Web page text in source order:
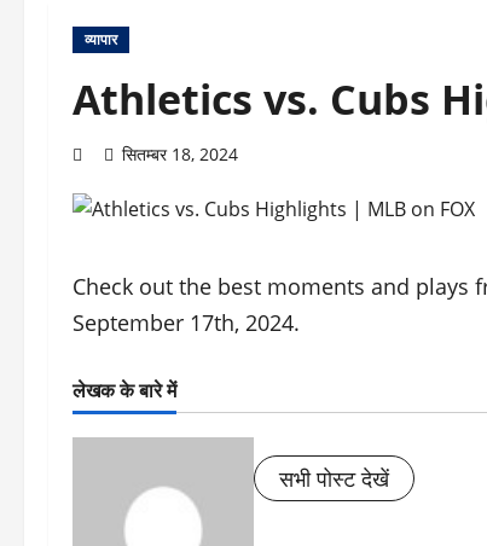
व्यापार
Athletics vs. Cubs
सितम्बर 18, 2024
Check out the best moments and plays
September 17th, 2024.
लेखक के बारे में
सभी पोस्ट देखें